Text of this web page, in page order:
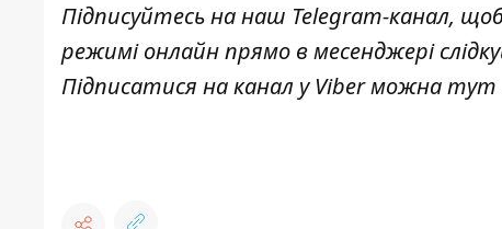
Підписуйтесь на наш Telegram-канал,
режимі онлайн прямо в месенджері
Підписатися на канал у Viber можнатут